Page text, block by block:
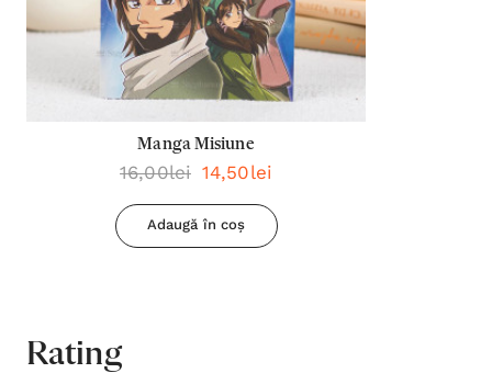
Manga Misiune
16,00lei 14,50lei
Adaugă în coș
Rating